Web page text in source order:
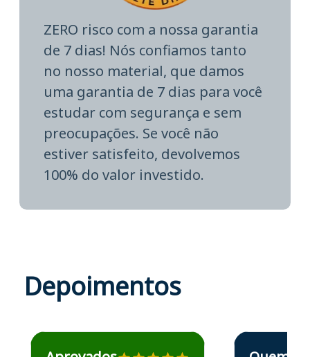
ZERO risco com a nossa garantia
de 7 dias! Nós confiamos tanto
no nosso material, que damos
uma garantia de 7 dias para você
estudar com segurança e sem
preocupações. Se você não
estiver satisfeito, devolvemos
100% do valor investido.
Depoimentos
Estudante José recomenda o Aprova Concursos emEstudante Elais